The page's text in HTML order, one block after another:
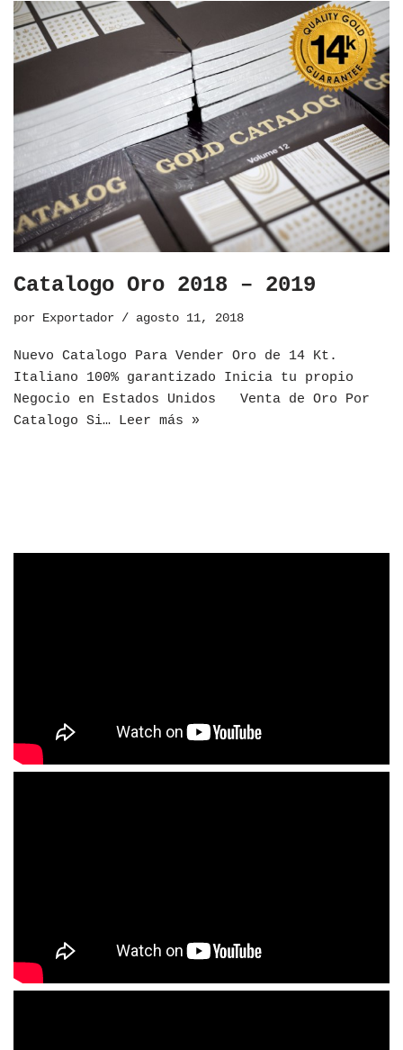
Catalogo Oro 2018 – 2019
por Exportador agosto 11, 2018
Nuevo Catalogo Para Vender Oro de 14 Kt.
Italiano 100% garantizado Inicia tu propio
Negocio en Estados Unidos Venta de Oro Por
Catalogo Si… Leer más »